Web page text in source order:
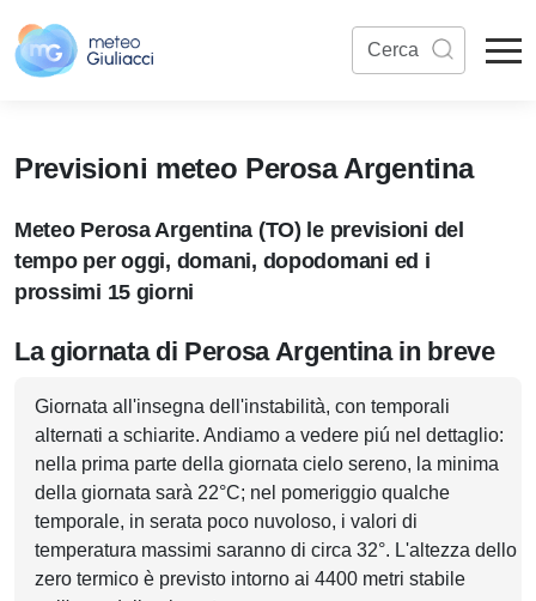
Previsioni meteo Perosa Argentina
Meteo Perosa Argentina (TO) le previsioni del
tempo per oggi, domani, dopodomani ed i
prossimi 15 giorni
La giornata di Perosa Argentina in breve
Giornata all'insegna dell'instabilità, con temporali
alternati a schiarite. Andiamo a vedere piú nel dettaglio:
nella prima parte della giornata cielo sereno, la minima
della giornata sarà 22°C; nel pomeriggio qualche
temporale, in serata poco nuvoloso, i valori di
temperatura massimi saranno di circa 32°. L'altezza dello
zero termico è previsto intorno ai 4400 metri stabile